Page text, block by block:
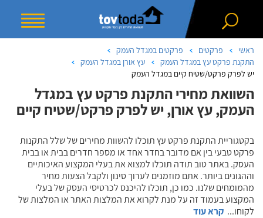
ראשי פרקטים
פרקטים במגדל העמק
התקנת פרקט עץ במגדל העמק
עץ אורן במגדל העמק
יש לפרק פרקט/שטיח קיים במגדל העמק
השוואת מחירי התקנת פרקט עץ במגדל
העמק, עץ אורן, יש לפרק פרקט/שטיח קיים
בקטגוריית התקנת פרקט עץ תוכלו להשוות מחירים של שלל התקנות
פרקט טבעי בין אם מדובר בחדר אחד או מספר חדרים בבית או בבית
העסק. באתר טוב תודה תוכלו למצוא את בעלי המקצוע האיכותיים
וההגונים ביותר. אתם מוזמנים לערוך סינון ולקבל הצעות מחיר
מהמומחים שלנו. כמו כן, תוכלו להיכנס לכרטיסי העסק של בעלי
המקצוע בעמוד זה על מנת לקרוא את המלצות האתר או המלצות של
לקוחו... קרא עוד